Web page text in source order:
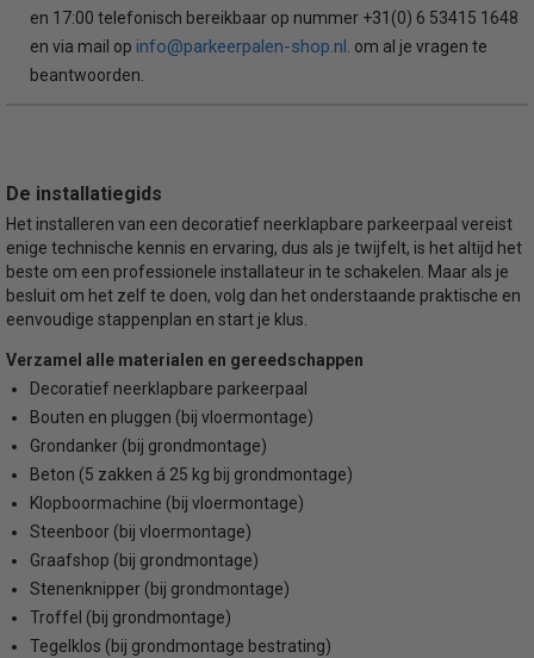
en 17:00 telefonisch bereikbaar op nummer +31(0) 6 53415 1648
en via mail op info@parkeerpalen-shop.nl . om al je vragen te
beantwoorden.
De installatiegids
Het installeren van een decoratief neerklapbare parkeerpaal vereist
enige technische kennis en ervaring, dus als je twijfelt, is het altijd het
beste om een professionele installateur in te schakelen. Maar als je
besluit om het zelf te doen, volg dan het onderstaande praktische en
eenvoudige stappenplan en start je klus.
Verzamel alle materialen en gereedschappen
Decoratief neerklapbare parkeerpaal
Bouten en pluggen (bij vloermontage)
Grondanker (bij grondmontage)
Beton (5 zakken á 25 kg bij grondmontage)
Klopboormachine (bij vloermontage)
Steenboor (bij vloermontage)
Graafshop (bij grondmontage)
Stenenknipper (bij grondmontage)
Troffel (bij grondmontage)
Tegelklos (bij grondmontage bestrating)